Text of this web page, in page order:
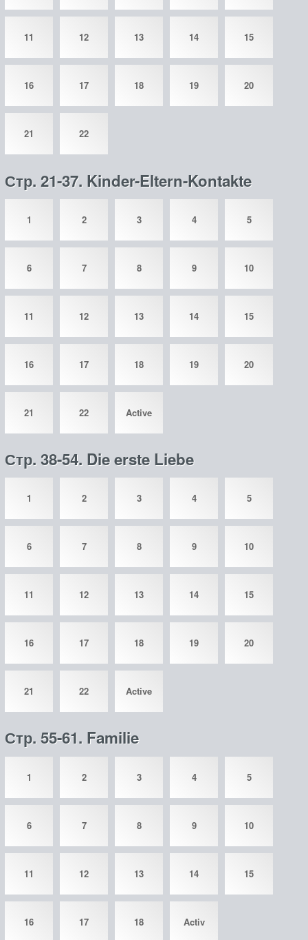
11 12 13 14 15
16 17 18 19 20
21 22
Стр. 21-37. Kinder-Eltern-Kontakte
1 2 3 4 5
6 7 8 9 10
11 12 13 14 15
16 17 18 19 20
21 22 Active
Стр. 38-54. Die erste Liebe
1 2 3 4 5
6 7 8 9 10
11 12 13 14 15
16 17 18 19 20
21 22 Active
Стр. 55-61. Familie
1 2 3 4 5
6 7 8 9 10
11 12 13 14 15
16 17 18 Activ